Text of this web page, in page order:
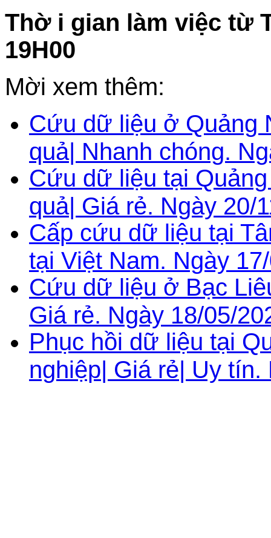
Thờ i gian làm việc từ
19H00
Mời xem thêm:
Cứu dữ liệu ở Quảng
quả| Nhanh chóng.
Cứu dữ liệu tại
quả| Giá rẻ. Ngày 20/
Cấp cứu dữ liệu tại
tại Việt Nam. Ngày
Cứu dữ liệu ở Bạc
Giá rẻ. Ngày 18/05/
Phục hồi dữ liệu tại
nghiệp| Giá rẻ| Uy tín.